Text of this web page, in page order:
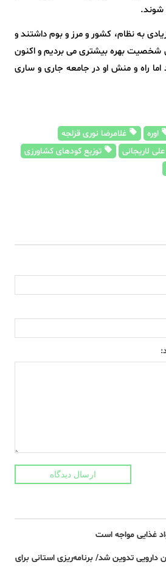
شوند.
به نظام، کشور و مرز و بوم داشتند و
شخصیت بهره بیشتری می بردیم و اکنون
راه و منش او در جامعه جاری و ساری
اوره
غلامرضا نوری قزلجه
علی لاریجانی
توزیع کودهای کشاورزی
ارسال دیدگاه
غذایی مواجه است
دارویی تدوین شد/ برنامه‌ریزی استانی برای